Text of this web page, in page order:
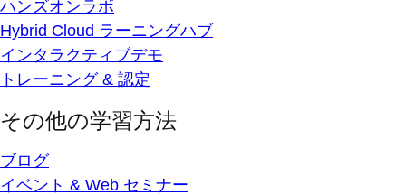
ハンズオンラボ
Hybrid Cloud ラーニングハブ
インタラクティブデモ
トレーニング & 認定
その他の学習方法
ブログ
イベント & Web セミナー